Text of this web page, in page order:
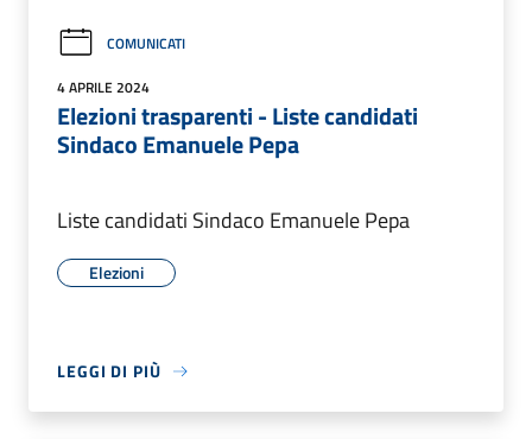
COMUNICATI
4 APRILE 2024
Elezioni trasparenti - Liste candidati
Sindaco Emanuele Pepa
Liste candidati Sindaco Emanuele Pepa
Elezioni
LEGGI DI PIÙ